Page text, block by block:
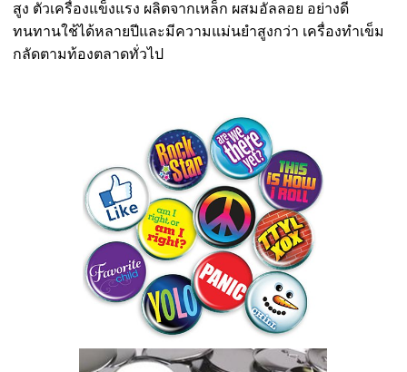
สูง ตัวเครื่องแข็งแรง ผลิตจากเหล็ก ผสมอัลลอย อย่างดี
ทนทานใช้ได้หลายปีและมีความแม่นยำสูงกว่า เครื่องทำเข็ม
กลัดตามท้องตลาดทั่วไป